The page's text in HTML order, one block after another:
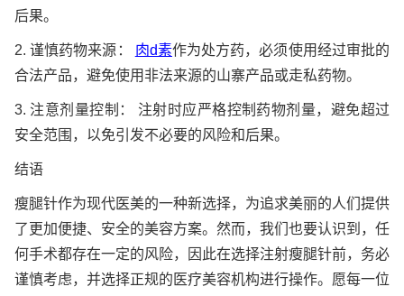
后果。
2. 谨慎药物来源： 肉d素作为处方药，必须使用经过审批的
合法产品，避免使用非法来源的山寨产品或走私药物。
3. 注意剂量控制： 注射时应严格控制药物剂量，避免超过
安全范围，以免引发不必要的风险和后果。
结语
瘦腿针作为现代医美的一种新选择，为追求美丽的人们提供
了更加便捷、安全的美容方案。然而，我们也要认识到，任
何手术都存在一定的风险，因此在选择注射瘦腿针前，务必
谨慎考虑，并选择正规的医疗美容机构进行操作。愿每一位